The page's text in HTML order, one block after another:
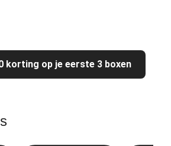
korting op je eerste 3 boxen